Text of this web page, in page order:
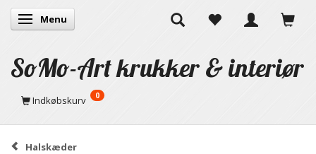
Skifte navigation
Menu
SoMo-Art krukker & interiør
Indkøbskurv 0
Halskæder